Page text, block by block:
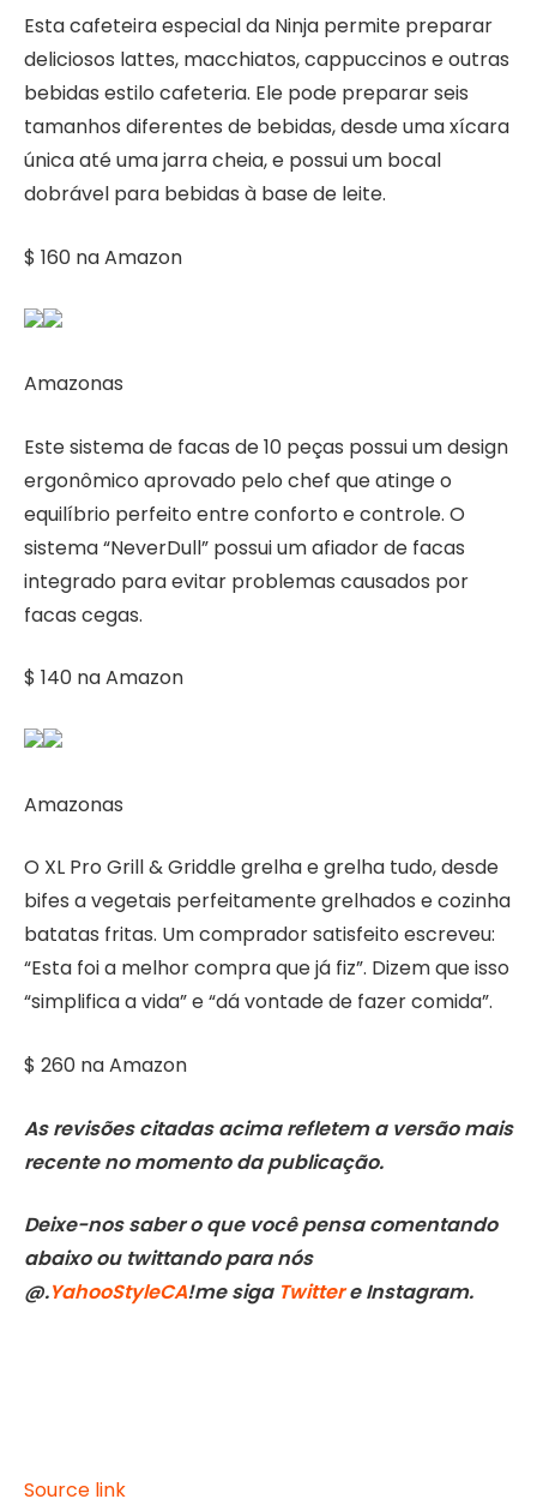
Esta cafeteira especial da Ninja permite preparar
deliciosos lattes, macchiatos, cappuccinos e outras
bebidas estilo cafeteria. Ele pode preparar seis
tamanhos diferentes de bebidas, desde uma xícara
única até uma jarra cheia, e possui um bocal
dobrável para bebidas à base de leite.
$ 160 na Amazon
Amazonas
Este sistema de facas de 10 peças possui um design
ergonômico aprovado pelo chef que atinge o
equilíbrio perfeito entre conforto e controle. O
sistema “NeverDull” possui um afiador de facas
integrado para evitar problemas causados ​​por
facas cegas.
$ 140 na Amazon
Amazonas
O XL Pro Grill & Griddle grelha e grelha tudo, desde
bifes a vegetais perfeitamente grelhados e cozinha
batatas fritas. Um comprador satisfeito escreveu:
“Esta foi a melhor compra que já fiz”. Dizem que isso
“simplifica a vida” e “dá vontade de fazer comida”.
$ 260 na Amazon
As revisões citadas acima refletem a versão mais
recente no momento da publicação.
Deixe-nos saber o que você pensa comentando
abaixo ou twittando para nós
@.YahooStyleCA!me siga TwittereInstagram.
Source link